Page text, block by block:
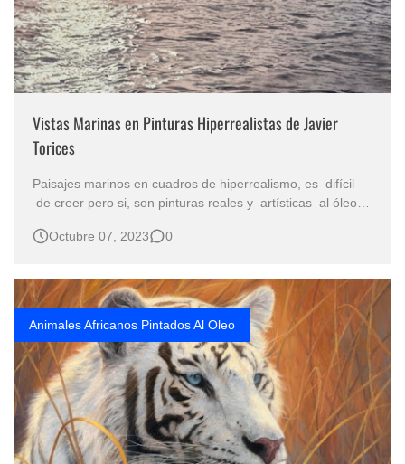
Vistas Marinas en Pinturas Hiperrealistas de Javier
Torices
Paisajes marinos en cuadros de hiperrealismo, es difícil
de creer pero si, son pinturas reales y artísticas al óleo
EN PINTURAS HIPERREALISTAS Javier Torices, 1968
Lienzo P…
Octubre 07, 2023 0
Animales Africanos Pintados Al Oleo